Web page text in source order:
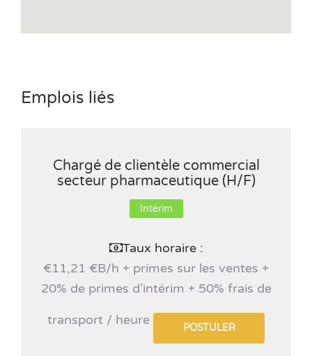
Emplois liés
Chargé de clientèle commercial
secteur pharmaceutique (H/F)
Intérim
Taux horaire :
€11,21 €B/h + primes sur les ventes +
20% de primes d’intérim + 50% frais de
transport / heure
POSTULER